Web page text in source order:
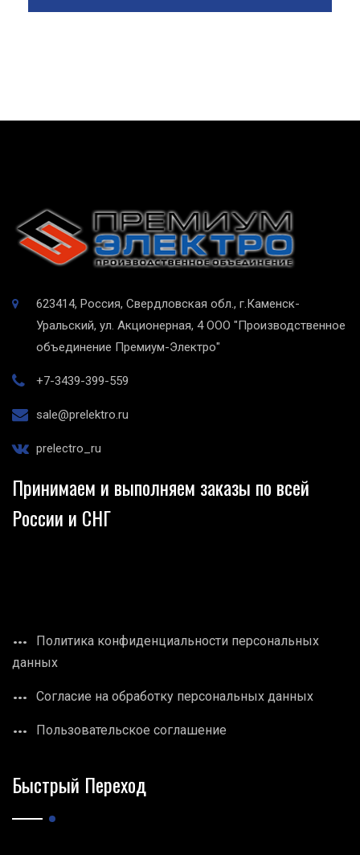
623414, Россия, Свердловская обл., г.Каменск-
Уральский, ул. Акционерная, 4 ООО "Производственное
объединение Премиум-Электро"
+7-3439-399-559
sale@prelektro.ru
prelectro_ru
Принимаем и выполняем заказы по всей
России и СНГ
Политика конфиденциальности персональных
данных
Согласие на обработку персональных данных
Пользовательское соглашение
Быстрый Переход